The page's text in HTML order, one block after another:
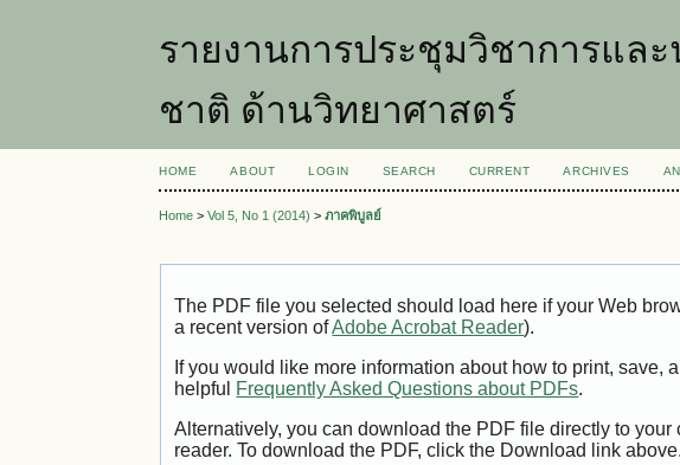
รายงานการประชุมวิชาการแล
ชาติ ด้านวิทยาศาสตร์
HOME ABOUT LOGIN SEARCH CURRENT ARCHIVES
Home >Vol 5, No 1 (2014) >ภาคพิบูลย์
The PDF file you selected should load here if your Web
a recent version ofAdobe Acrobat Reader).
If you would like more information about how to print,
helpful Frequently Asked Questions about PDFs.
Alternatively, you can download the PDF file directly to
reader. To download the PDF, click the Download link above.